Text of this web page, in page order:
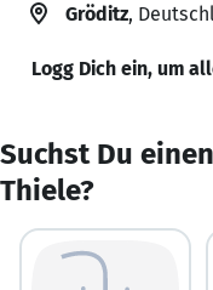
Gröditz,
Logg Dich ein, um
Suchst Du
Thiele?